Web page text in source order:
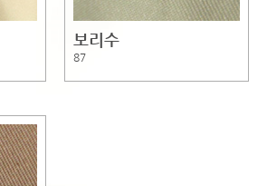
보리수
87